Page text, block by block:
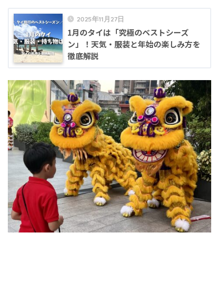
2025年11月27日
1月のタイは「究極のベストシーズ
ン」！天気・服装と年始の楽しみ方を
徹底解説